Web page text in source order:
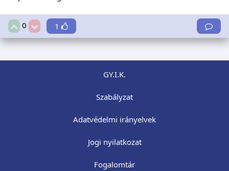
0 1
GY.I.K.
Szabályzat
Adatvédelmi irányelvek
Jogi nyilatkozat
Fogalomtár